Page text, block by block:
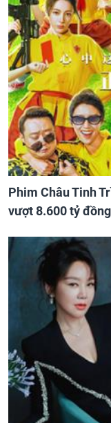
Phim Châu Tinh
vượt 8.600 tỷ đồng